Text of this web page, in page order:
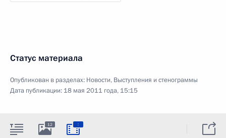
Статус материала
Опубликован в разделах: Новости, Выступления и стенограммы
Дата публикации: 18 мая 2011 года, 15:15
12 :